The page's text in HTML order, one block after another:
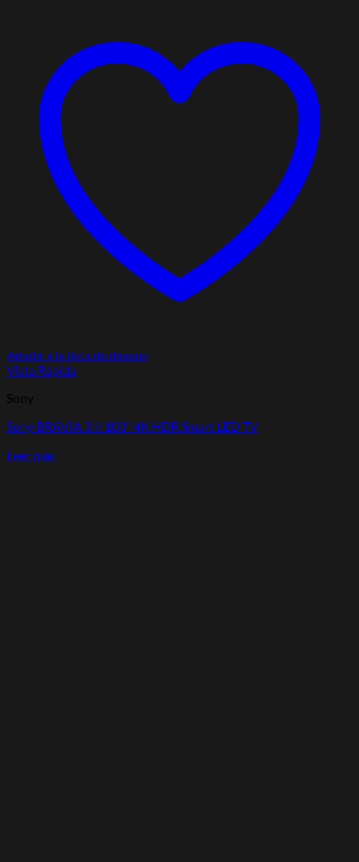
Añadir a la lista de deseos
Vista Rápida
Sony
Sony BRAVIA 3 II 100″ 4K HDR Smart LED TV
Leer más